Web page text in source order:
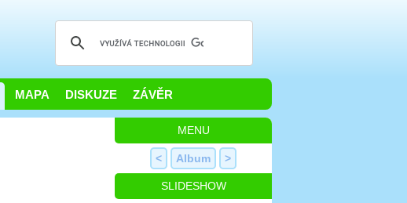
MAPA DISKUZE ZÁVĚR
MENU
< Album >
SLIDESHOW